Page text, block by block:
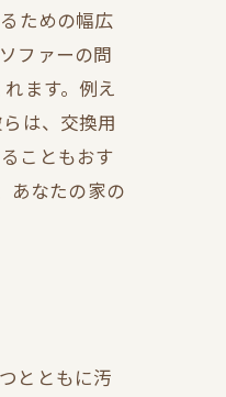
ための幅広
ファーの問
ます。例え
は、交換用
こともおす
あなたの家の
とともに汚